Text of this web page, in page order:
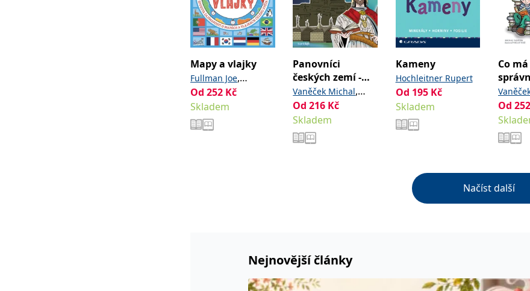
Mapy a vlajky
Fullman Joe,
Rowland Andy
Od 252 Kč
Skladem
Panovníci
českých zemí -
život a příběhy
Vaněček Michal,
Kvirenc Jan,
Václav
Od216 Kč
Skladem
Kameny
Hochleitner Rupert
Od 195 Kč
Skladem
Co
Václav
Od 252
Načíst další
Nejnovější články